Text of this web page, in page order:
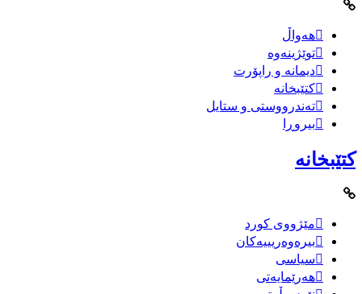
هەواڵ
توێژینەوە
دیمانە و راپۆرت
کتێبخانە
تەندرووستی و ستایل
بیروڕا
کتێبخانە
مێژووى کورد
بیرەوەریییەکان
سیاسى
هەرێمایەتی